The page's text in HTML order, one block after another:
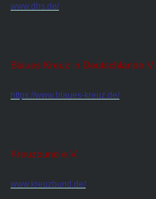
www.dhs.de/
Blaues Kreuz in Deutschlande.V.
https://www.blaues-kreuz.de/
Kreuzbund e.V.
www.kreuzbund.de/